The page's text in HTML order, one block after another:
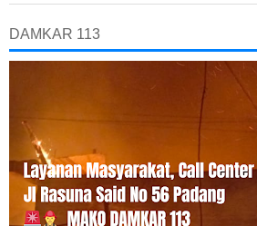
DAMKAR 113